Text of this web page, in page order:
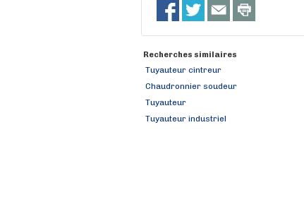
Recherches similaires
Tuyauteur cintreur
Chaudronnier soudeur
Tuyauteur
Tuyauteur industriel